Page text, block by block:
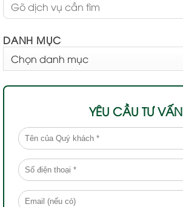
DANH MỤC
MỤC
YÊU CẦU TƯ VẤN